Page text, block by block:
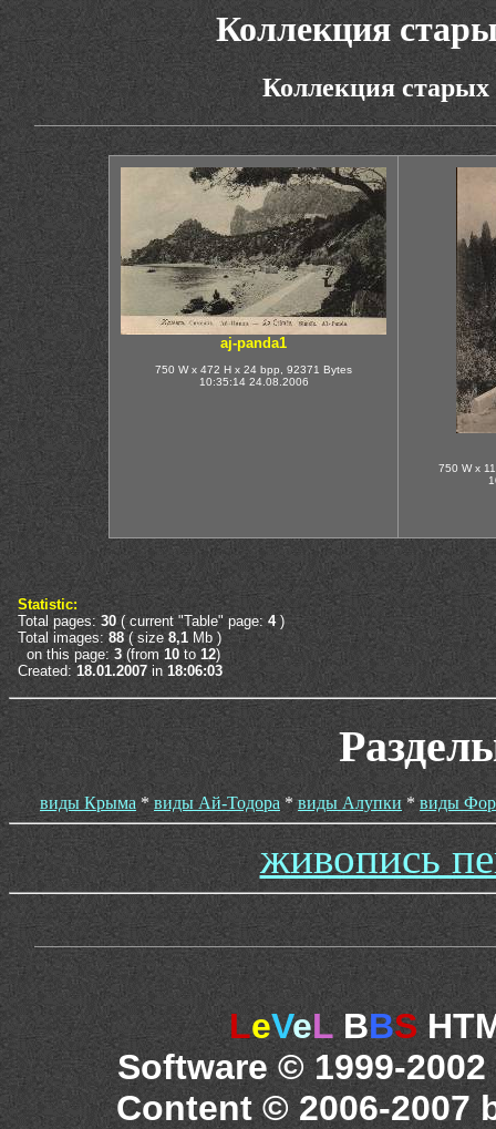
Коллекция
Коллекция
aj-panda1
750 W x 472 H x 24 bpp, 92371 Bytes
10:35:14 24.08.2006
750 W x
Statistic:
Total pages:30( current "Table" page:4)
Total images:88 ( size 8,1 Mb )
on this page: 3 (from 10 to12)
Created: 18.01.2007 in 18:06:03
виды Крыма* виды Ай-Тодора*виды Алупки*виды
живопись
LeVeLBBS
Software © 1999-
Content © 2006-2007